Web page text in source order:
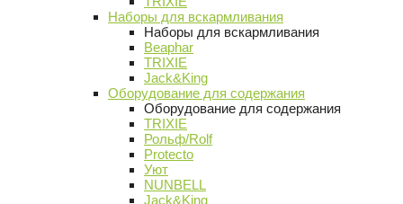
Наборы для вскармливания
Наборы для вскармливания
Beaphar
TRIXIE
Jack&King
Оборудование для содержания
Оборудование для содержания
TRIXIE
Рольф/Rolf
Protecto
Уют
NUNBELL
Jack&King